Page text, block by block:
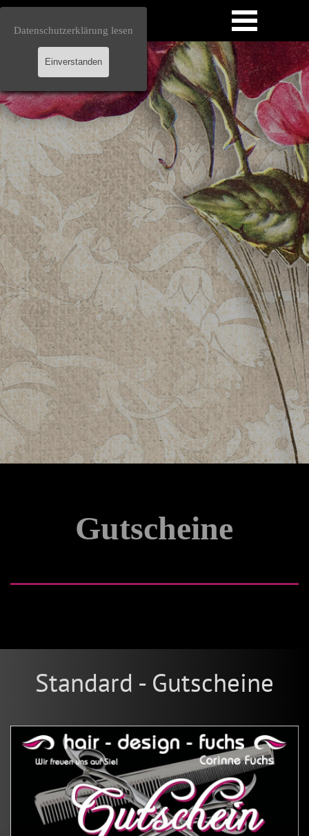
Datenschutzerklärung lesen
Einverstanden
Direkt zum Seiteninhalt Menü überspringen
Gutscheine
Standard - Gutscheine